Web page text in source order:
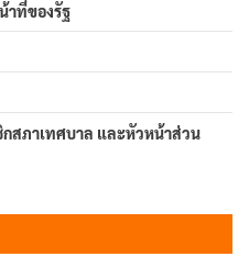
าที่ของรัฐ
สภาเทศบาล และหัวหน้าส่วน